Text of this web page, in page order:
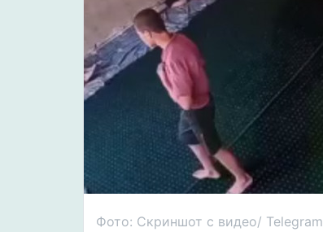
Фото: Скриншот с видео/ Telegram